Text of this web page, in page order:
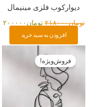
دیوارکوب فلزی مینیمال
تومان۲۱۸۰۰۰ تومان ۲۰۰۰۰۰
افزودن به سبد خرید
فروش‌ویژه!اصلی:
بود.